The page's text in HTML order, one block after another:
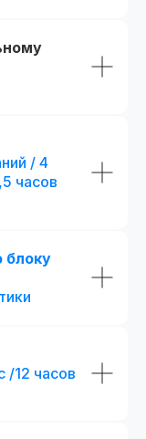
/ 4
часов
блоку
/12 часов
fr140091.000